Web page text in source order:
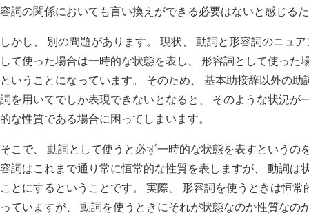
容詞の関係においても言い換えができる必要はないと感じる
しかし、 別の問題があります。 現状、 動詞と形容詞のニュ
して使った場合は一時的な状態を表し、 形容詞として使った
ということになっています。 そのため、 基本助接辞以外の
詞を用いてでしか表現できないとなると、 そのような状況が
的な性質である場合に困ってしまいます。
そこで、 動詞として使うと必ず一時的な状態を表すというの
容詞はこれまで通り常に恒常的な性質を表しますが、 動詞は
ことにするということです。 実際、 形容詞を使うときは恒
っていますが、 動詞を使うときにそれが状態なのか性質なの